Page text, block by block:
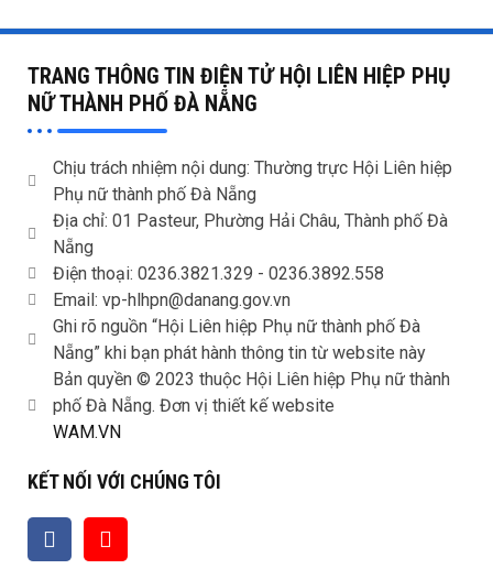
TRANG THÔNG TIN ĐIỆN TỬ HỘI LIÊN HIỆP PHỤ
NỮ THÀNH PHỐ ĐÀ NẴNG
Chịu trách nhiệm nội dung: Thường trực Hội Liên hiệp
Phụ nữ thành phố Đà Nẵng
Địa chỉ: 01 Pasteur, Phường Hải Châu, Thành phố Đà
Nẵng
Điện thoại: 0236.3821.329 - 0236.3892.558
Email: vp-hlhpn@danang.gov.vn
Ghi rõ nguồn “Hội Liên hiệp Phụ nữ thành phố Đà
Nẵng” khi bạn phát hành thông tin từ website này
Bản quyền © 2023 thuộc Hội Liên hiệp Phụ nữ thành
phố Đà Nẵng. Đơn vị thiết kế website
WAM.VN
KẾT NỐI VỚI CHÚNG TÔI